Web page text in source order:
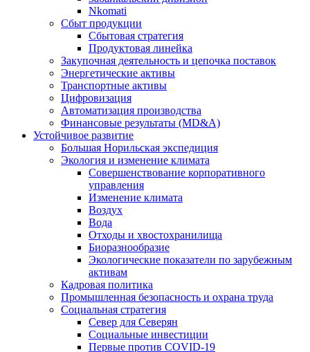
Nkomati
Сбыт продукции
Сбытовая стратегия
Продуктовая линейка
Закупочная деятельность и цепочка поставок
Энергетические активы
Транспортные активы
Цифровизация
Автоматизация производства
Финансовые результаты (MD&A)
Устойчивое развитие
Большая Норильская экспедиция
Экология и изменение климата
Совершенствование корпоративного
управления
Изменение климата
Воздух
Вода
Отходы и хвостохранилища
Биоразнообразие
Экологические показатели по зарубежным
активам
Кадровая политика
Промышленная безопасность и охрана труда
Социальная стратегия
Север для Северян
Социальные инвестиции
Первые против COVID‑19